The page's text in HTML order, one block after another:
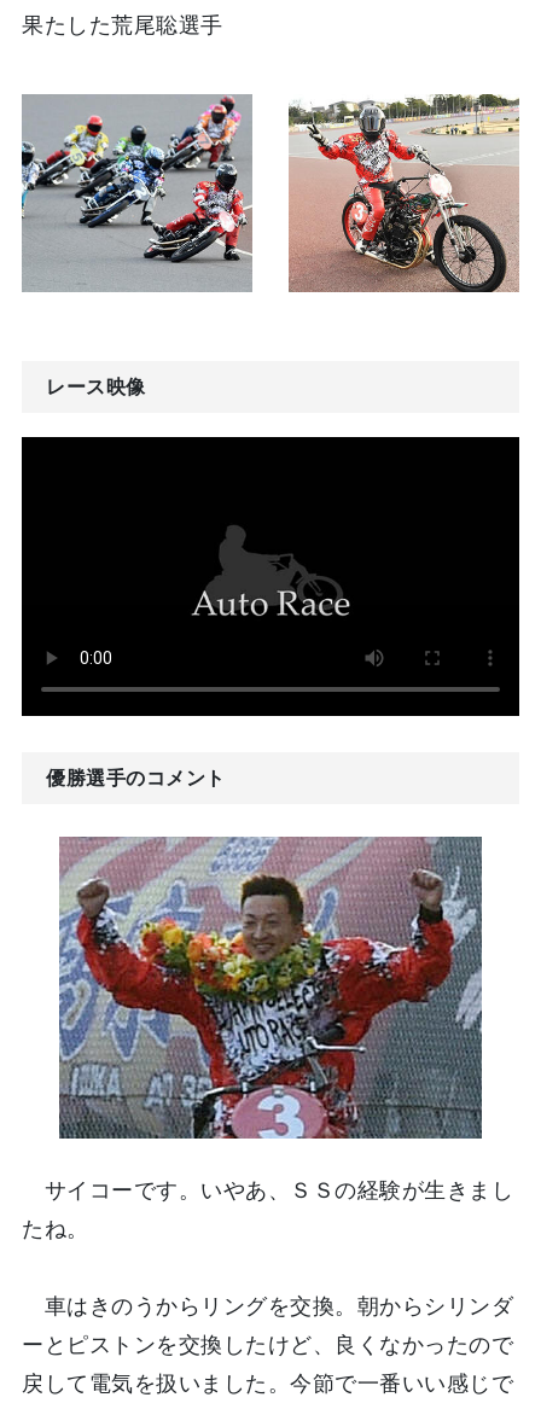
果たした荒尾聡選手
レース映像
優勝選手のコメント
サイコーです。いやあ、ＳＳの経験が生きまし
たね。
車はきのうからリングを交換。朝からシリンダ
ーとピストンを交換したけど、良くなかったので
戻して電気を扱いました。今節で一番いい感じで